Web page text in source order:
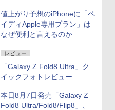
ど注目機種の特徴は
値上がり予想のiPhoneに「ペ
イディApple専用プラン」は
なぜ便利と言えるのか
レビュー
「Galaxy Z Fold8 Ultra」ク
イックフォトレビュー
本日8月7日発売「Galaxy Z
Fold8 Ultra/Fold8/Flip8」、